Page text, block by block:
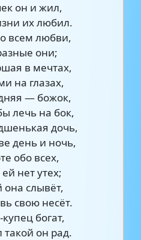
он и жил,
их любил.
всем любви,
они;
в мечтах,
на глазах,
— божок,
лечь на бок,
дочь,
день и ночь,
обо всех,
нет утех;
она слывёт,
свою несёт.
богат,
он рад.